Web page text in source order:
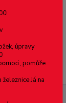
Menu
úpravy
pomůže.
Já na